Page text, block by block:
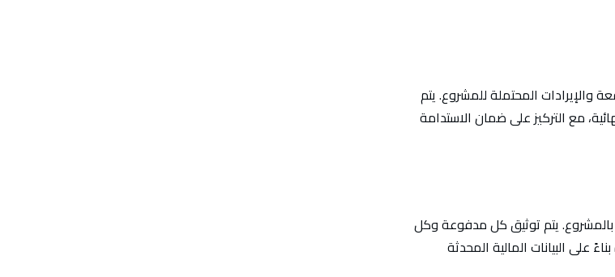
والإيرادات المحتملة للمشروع. يتم
مع التركيز على ضمان الاستدامة
بالمشروع. يتم توثيق كل مدفوعة وكل